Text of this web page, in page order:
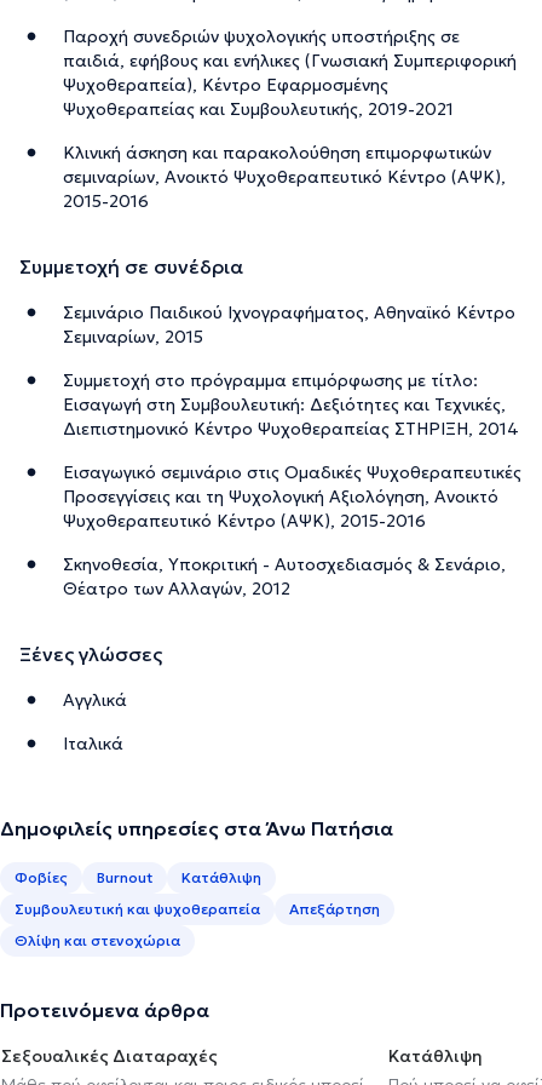
Παροχή συνεδριών ψυχολογικής υποστήριξης σε
παιδιά, εφήβους και ενήλικες (Γνωσιακή Συμπεριφορική
Ψυχοθεραπεία), Κέντρο Εφαρμοσμένης
Ψυχοθεραπείας και Συμβουλευτικής, 2019-2021
Κλινική άσκηση και παρακολούθηση επιμορφωτικών
σεμιναρίων, Ανοικτό Ψυχοθεραπευτικό Κέντρο (ΑΨΚ),
2015-2016
Συμμετοχή σε συνέδρια
Σεμινάριο Παιδικού Ιχνογραφήματος, Αθηναϊκό Κέντρο
Σεμιναρίων, 2015
Συμμετοχή στο πρόγραμμα επιμόρφωσης με τίτλο:
Εισαγωγή στη Συμβουλευτική: Δεξιότητες και Τεχνικές,
Διεπιστημονικό Κέντρο Ψυχοθεραπείας ΣΤΗΡΙΞΗ, 2014
Εισαγωγικό σεμινάριο στις Ομαδικές Ψυχοθεραπευτικές
Προσεγγίσεις και τη Ψυχολογική Αξιολόγηση, Ανοικτό
Ψυχοθεραπευτικό Κέντρο (ΑΨΚ), 2015-2016
Σκηνοθεσία, Υποκριτική - Αυτοσχεδιασμός & Σενάριο,
Θέατρο των Αλλαγών, 2012
Ξένες γλώσσες
Αγγλικά
Ιταλικά
Δημοφιλείς υπηρεσίες στα Άνω Πατήσια
Φοβίες Burnout
Κατάθλιψη
Συμβουλευτική και ψυχοθεραπεία
Απεξάρτηση
Θλίψη και στενοχώρια
Προτεινόμενα άρθρα
Σεξουαλικές Διαταραχές
Κατάθλιψη